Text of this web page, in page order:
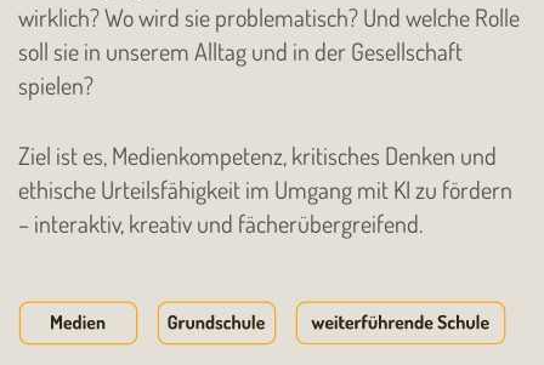
wirklich? Wo wird sie problematisch? Und welche Rolle
soll sie in unserem Alltag und in der Gesellschaft
spielen?
Ziel ist es, Medienkompetenz, kritisches Denken und
ethische Urteilsfähigkeit im Umgang mit KI zu fördern
– interaktiv, kreativ und fächerübergreifend.